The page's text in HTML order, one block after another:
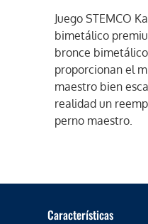
Juego STEMCO
bimetálico
bronce
proporcionan el
maestro bien
realidad un
perno maestro.
Características